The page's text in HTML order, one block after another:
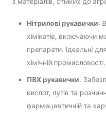
Нітрилові рукавички:
хімікатів, включаючи
препарати. Ідеальні
хімічній промисловості.
ПВХ рукавички.
кислот, лугів та
фармацевтичній та